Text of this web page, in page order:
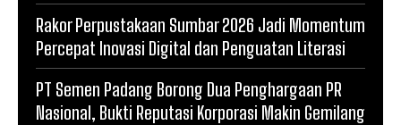
Rakor Perpustakaan Sumbar 2026 Jadi Momentum
Percepat Inovasi Digital dan Penguatan Literasi
PT Semen Padang Borong Dua Penghargaan PR
Nasional, Bukti Reputasi Korporasi Makin Gemilang